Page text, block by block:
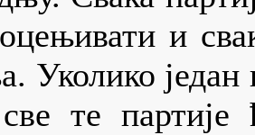
и
Уколико
те